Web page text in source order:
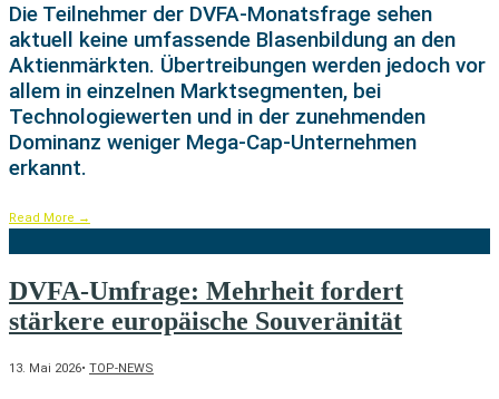
Die Teilnehmer der DVFA-Monatsfrage sehen
aktuell keine umfassende Blasenbildung an den
Aktienmärkten. Übertreibungen werden jedoch vor
allem in einzelnen Marktsegmenten, bei
Technologiewerten und in der zunehmenden
Dominanz weniger Mega-Cap-Unternehmen
erkannt.
Read More →
DVFA-Umfrage: Mehrheit fordert
stärkere europäische Souveränität
13. Mai 2026• TOP-NEWS